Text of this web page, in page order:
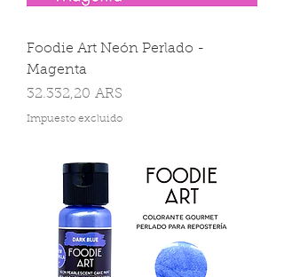
Foodie Art Neón Perlado -
Magenta
Precio
32.332,20 ARS
Impuesto excluido